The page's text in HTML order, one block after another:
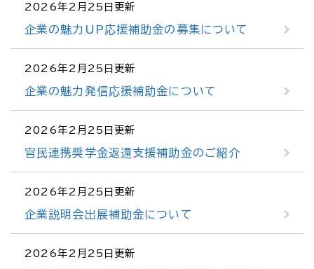
2026年2月25日更新
企業の魅力UP応援補助金の募集について
2026年2月25日更新
企業の魅力発信応援補助金について
2026年2月25日更新
官民連携奨学金返還支援補助金のご紹介
2026年2月25日更新
企業説明会出展補助金について
2026年2月25日更新